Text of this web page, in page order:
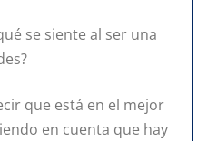
se siente al ser una
que está en el mejor
en cuenta que hay